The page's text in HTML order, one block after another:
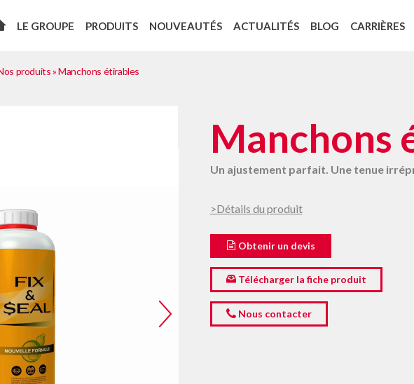
LE GROUPE PRODUITS NOUVEAUTÉS ACTUALITÉS BLOG CARRIÈRES
produits»Manchons étirables
Manchons
Un ajustement parfait. Une tenue
>Détails du produit
Obtenir un devis
Télécharger la fiche produit
Nous contacter